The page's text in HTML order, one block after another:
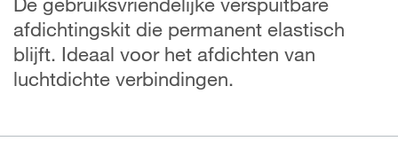
afdichtingskit die permanent elastisch
blijft. Ideaal voor het afdichten van
luchtdichte verbindingen.